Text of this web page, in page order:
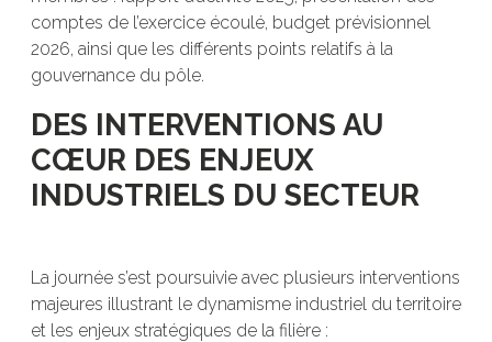
comptes de l’exercice écoulé, budget prévisionnel
2026, ainsi que les différents points relatifs à la
gouvernance du pôle.
DES INTERVENTIONS AU
CŒUR DES ENJEUX
INDUSTRIELS DU SECTEUR
La journée s’est poursuivie avec plusieurs interventions
majeures illustrant le dynamisme industriel du territoire
et les enjeux stratégiques de la filière :